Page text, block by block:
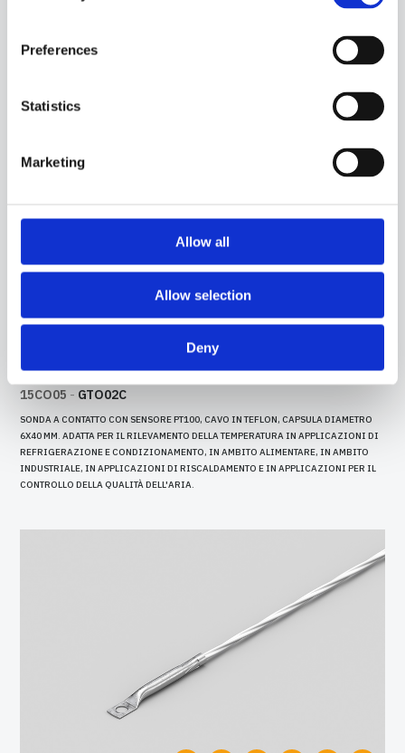
Preferences
Statistics
Marketing
Allow all
Allow selection
Deny
SONDA A CONTATTO CON SENSORE PT100, CAVO IN PVC, CAPSULA DIAMETRO 4X40
REFRIGERAZIONE E CONDIZIONAMENTO, IN AMBITO ALIMENTARE, IN
APPLICAZIONI DI RISCALDAMENTO, IN APPLICAZIONI PER IL CONTROLLO DELLA
15CO05 - GTO02C
SONDA A CONTATTO CON SENSORE PT100, CAVO IN TEFLON, CAPSULA DIAMETRO
6X40 MM. ADATTA PER IL RILEVAMENTO DELLA TEMPERATURA IN APPLICAZIONI DI
REFRIGERAZIONE E CONDIZIONAMENTO, IN AMBITO ALIMENTARE, IN AMBITO
INDUSTRIALE, IN APPLICAZIONI DI RISCALDAMENTO E IN APPLICAZIONI PER IL
CONTROLLO DELLA QUALITÀ DELL'ARIA.